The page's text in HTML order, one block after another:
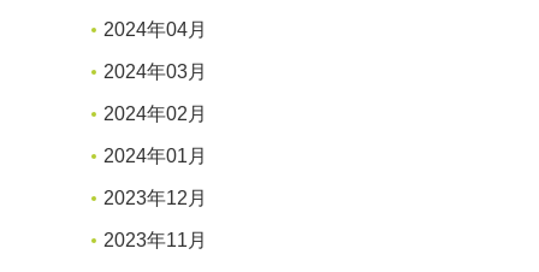
2024年04月
2024年03月
2024年02月
2024年01月
2023年12月
2023年11月